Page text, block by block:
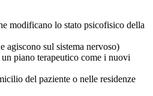
modificano lo stato psicofisico della
agiscono sul sistema nervoso)
piano terapeutico come i nuovi
del paziente o nelle residenze